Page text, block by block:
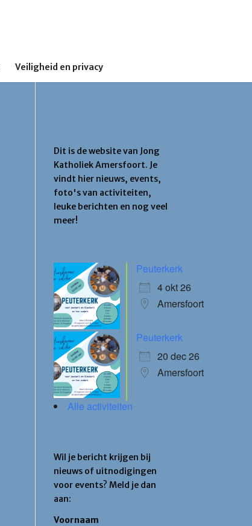
Veiligheid en privacy
Outlook Live
Dit is de website van Jong
Katholiek Amersfoort. Je
vindt hier nieuws, events,
foto's van activiteiten,
leuke berichten en nog veel
meer!
Peuterkerk
4 okt 26
Amersfoort
Peuterkerk
20 dec 26
Amersfoort
Alle activiteiten
Wil je bericht krijgen bij
nieuws of uitnodigingen
voor events? Meld je dan
aan:
Voornaam